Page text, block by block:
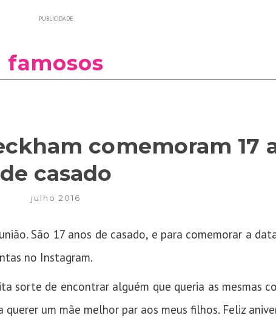
PUBLICIDADE
famosos
comemoram 17
de casado
julho 2016
São 17 anos de casado, e para comemorar a
no Instagram.
sorte de encontrar alguém que queria as mesmas
um mãe melhor par aos meus filhos. Feliz